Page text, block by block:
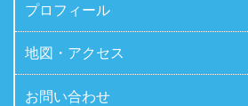
プロフィール
地図・アクセス
お問い合わせ